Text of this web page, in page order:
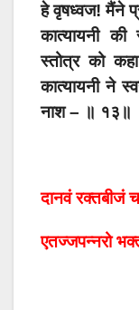
हे वृषध्वज! मैंने
कात्यायनी
स्तोत्र को
कात्यायनी ने
नाश – ॥ १३॥
दानवं रक्तबीजं
एतज्जपन्नरो